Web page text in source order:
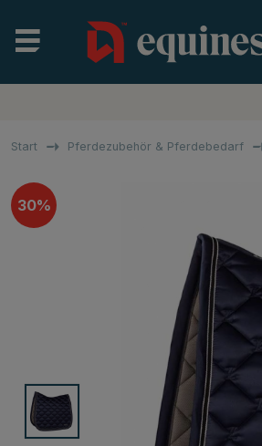
Start Pferdezubehör & Pferdebedarf
30%